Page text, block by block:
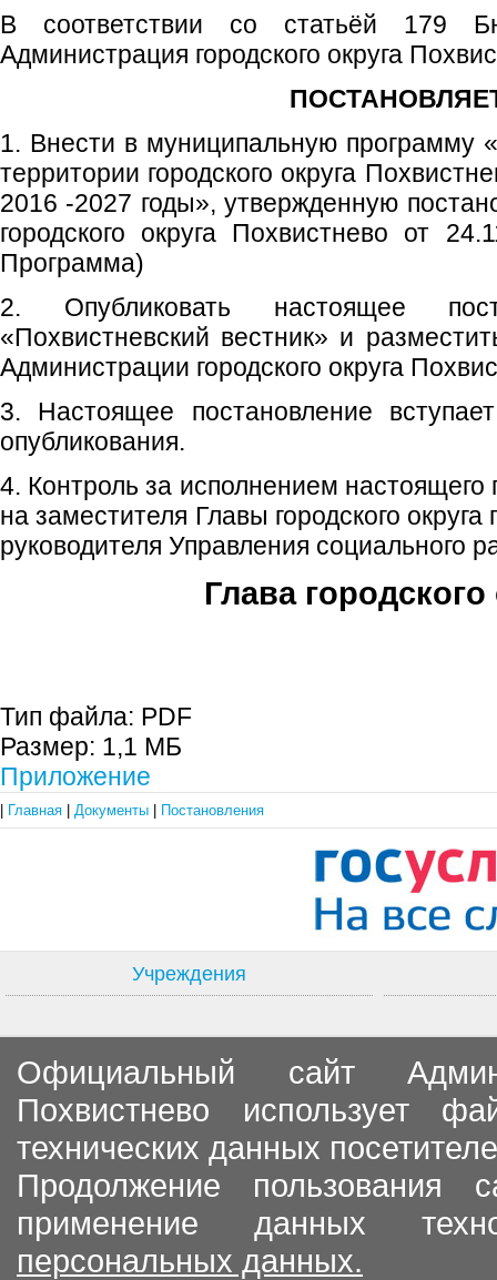
В соответствии со статьёй 179
Администрация городского округа
1. Внести в муниципальную программу
территории городского округа
2016 -2027 годы», утвержденную
городского округа Похвистнево от
Программа)
2. Опубликовать настоящее
«Похвистневский вестник» и
Администрации городского округа
3. Настоящее постановление
опубликования.
4. Контроль за исполнением настоящего
на заместителя Главы городского
руководителя Управления социального
Глава городского
Тип файла: PDF
Размер: 1,1 МБ
Приложение
Главная Документы Постановления
Учреждения
Официальный сайт
Похвистнево использует
технических данных
Продолжение пользования
применение данных
персональных данных.